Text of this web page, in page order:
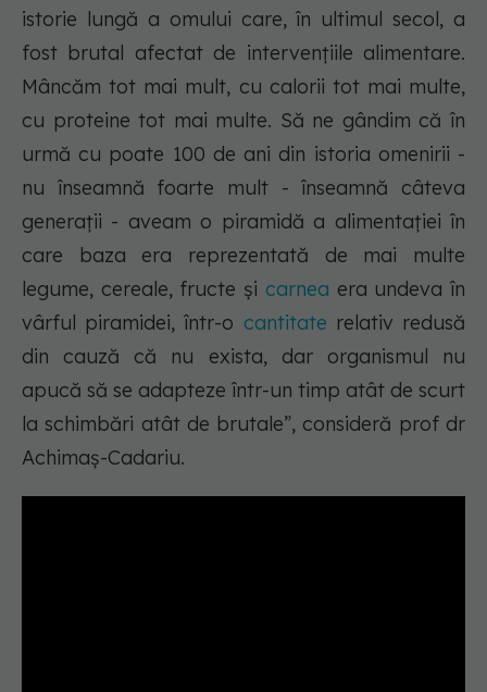
istorie lungă a omului care, în ultimul secol, a
fost brutal afectat de intervențiile alimentare.
Mâncăm tot mai mult, cu calorii tot mai multe,
cu proteine tot mai multe. Să ne gândim că în
urmă cu poate 100 de ani din istoria omenirii -
nu înseamnă foarte mult - înseamnă câteva
generații - aveam o piramidă a alimentației în
care baza era reprezentată de mai multe
legume, cereale, fructe și carnea era undeva în
vârful piramidei, într-o cantitate relativ redusă
din cauză că nu exista, dar organismul nu
apucă să se adapteze într-un timp atât de scurt
la schimbări atât de brutale”, consideră prof dr
Achimaș-Cadariu.